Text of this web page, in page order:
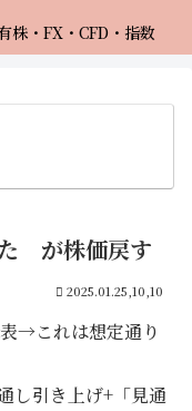
株・FX・CFD・指数
た が株価戻す
2025.01.25,10,10
→これは想定通り
し引き上げ+「見通